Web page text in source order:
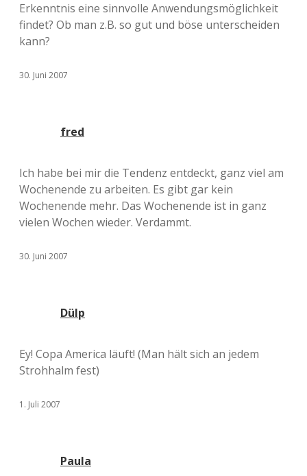
Erkenntnis eine sinnvolle Anwendungsmöglichkeit
findet? Ob man z.B. so gut und böse unterscheiden
kann?
30. Juni 2007
fred
Ich habe bei mir die Tendenz entdeckt, ganz viel am
Wochenende zu arbeiten. Es gibt gar kein
Wochenende mehr. Das Wochenende ist in ganz
vielen Wochen wieder. Verdammt.
30. Juni 2007
Dülp
Ey! Copa America läuft! (Man hält sich an jedem
Strohhalm fest)
1. Juli 2007
Paula